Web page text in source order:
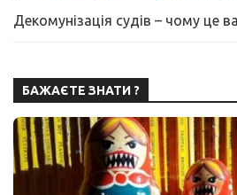
Декомунізація судів – чому це
БАЖАЄТЕ ЗНАТИ ?